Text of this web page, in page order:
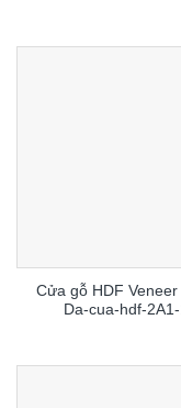
Cửa gỗ HDF Veneer
Da-cua-hdf-